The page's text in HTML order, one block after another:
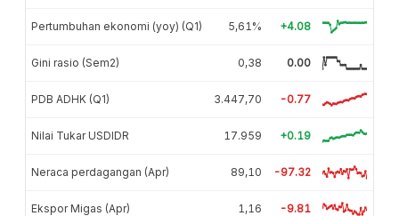
Pertumbuhan ekonomi (yoy) (Q1) 5,61% +4.08
Gini rasio (Sem2) 0,38 0.00
PDB ADHK (Q1) 3.447,70 -0.77
Nilai Tukar USDIDR 17.959 +0.19
Neraca perdagangan (Apr) 89,10 -97.32
Ekspor Migas (Apr) 1,16 -9.81